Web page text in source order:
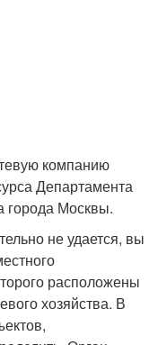
компанию
Департамента
города Москвы.
не удается, вы
расположены
хозяйства. В